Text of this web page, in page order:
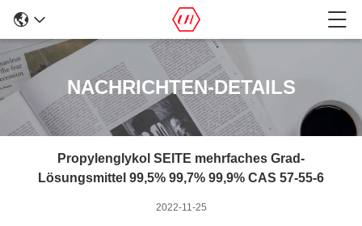
NACHRICHTEN-DETAILS
Propylenglykol SEITE mehrfaches Grad-
Lösungsmittel 99,5% 99,7% 99,9% CAS 57-55-6
2022-11-25